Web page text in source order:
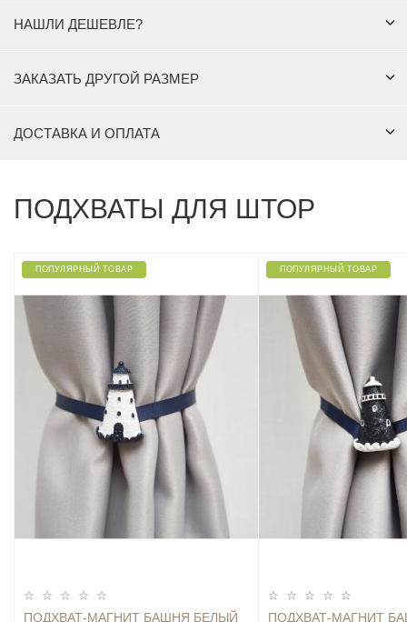
НАШЛИ ДЕШЕВЛЕ?
ЗАКАЗАТЬ ДРУГОЙ РАЗМЕР
ДОСТАВКА И ОПЛАТА
ПОДХВАТЫ ДЛЯ ШТОР
ПОПУЛЯРНЫЙ ТОВАР
ПОДХВАТ-МАГНИТ БАШНЯ БЕЛЫЙ
ПОПУЛЯРНЫЙ ТОВАР
ПОДХВАТ-МАГНИТ